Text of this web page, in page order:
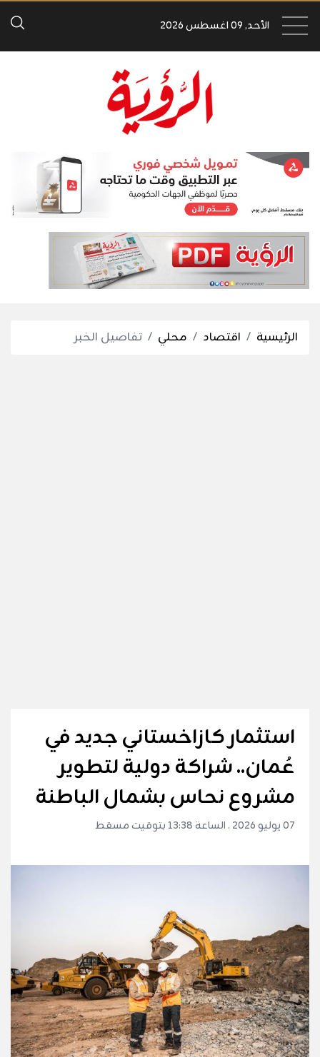
الأحد, 09 اغسطس 2026
الرئيسية اقتصاد محلي تفاصيل الخبر
استثمار كازاخستاني جديد في
عُمان.. شراكة دولية لتطوير
مشروع نحاس بشمال الباطنة
07 يوليو 2026 . الساعة 13:38 بتوقيت مسقط